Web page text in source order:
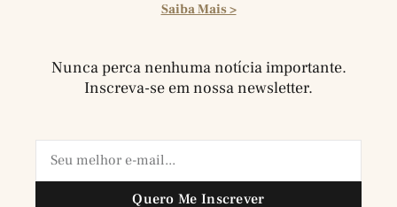
Saiba Mais >
Nunca perca nenhuma notícia importante.
Inscreva-se em nossa newsletter.
Quero Me Inscrever